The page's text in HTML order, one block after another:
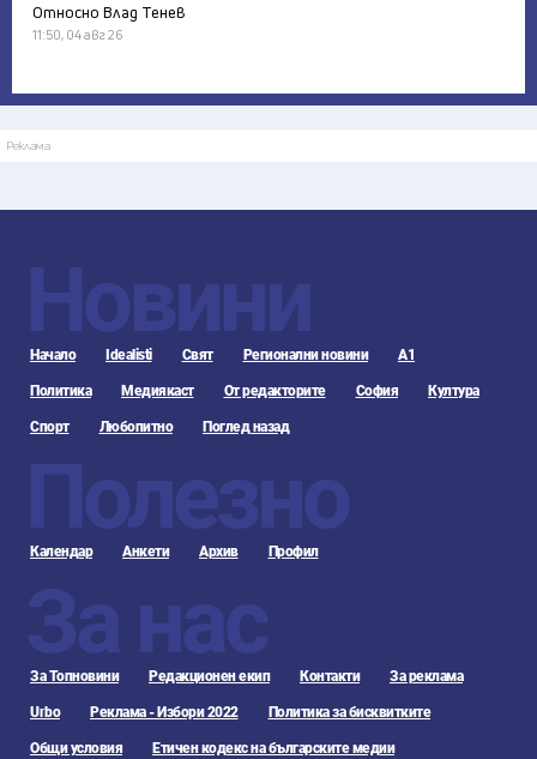
Относно Влад Тенев
11:50, 04 авг 26
Реклама
Новини
Начало Idealisti Свят Регионални новини А1
Политика Медиякаст От редакторите София Култура
Спорт Любопитно Поглед назад
Полезно
Календар Анкети Архив Профил
За нас
За Топновини Редакционен екип Контакти За реклама
Urbo Реклама - Избори 2022 Политика за бисквитките
Общи условия Етичен кодекс на българските медии